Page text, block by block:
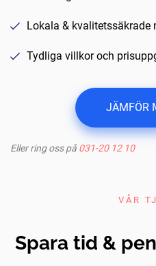
Lokala & kvalitetssäkrade
Tydliga villkor och
JÄMFÖR
Eller ring oss på 031-20 12 10
VÅR
Spara tid &